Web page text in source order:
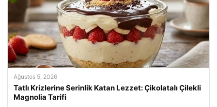
Ağustos 5, 2026
Tatlı Krizlerine Serinlik Katan Lezzet: Çikolatalı Çilekli
Magnolia Tarifi